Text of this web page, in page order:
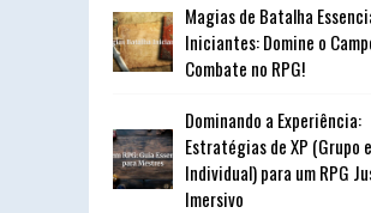
Magias de Batalha
Iniciantes: Domine o
Combate no RPG!
Dominando a Experiência:
Estratégias de XP (Grupo e
Individual) para um RPG
Imersivo